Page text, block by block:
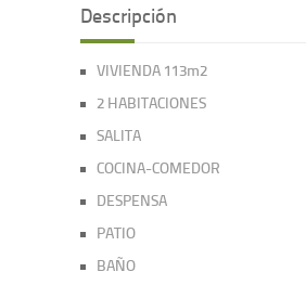
Descripción
VIVIENDA 113m2
2 HABITACIONES
SALITA
COCINA-COMEDOR
DESPENSA
PATIO
BAÑO